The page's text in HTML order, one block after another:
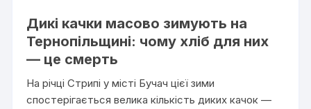
Дикі качки масово зимують на
Тернопільщині: чому хліб для них
— це смерть
На річці Стрипі у місті Бучач цієї зими
спостерігається велика кількість диких качок —